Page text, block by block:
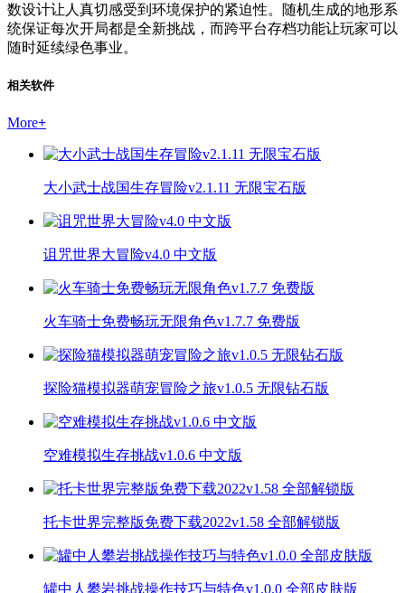
数设计让人真切感受到环境保护的紧迫性。随机生成的地形系
统保证每次开局都是全新挑战，而跨平台存档功能让玩家可以
随时延续绿色事业。
相关软件
More+
大小武士战国生存冒险v2.1.11 无限宝石版
诅咒世界大冒险v4.0 中文版
火车骑士免费畅玩无限角色v1.7.7 免费版
探险猫模拟器萌宠冒险之旅v1.0.5 无限钻石版
空难模拟生存挑战v1.0.6 中文版
托卡世界完整版免费下载2022v1.58 全部解锁版
罐中人攀岩挑战操作技巧与特色v1.0.0 全部皮肤版